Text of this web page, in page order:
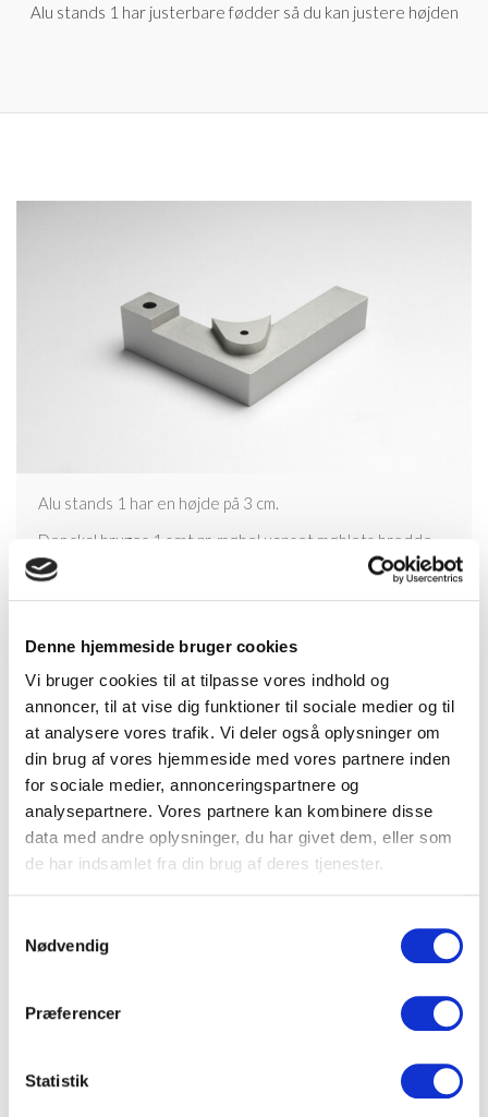
Denne hjemmeside bruger cookies
Vi bruger cookies til at tilpasse vores indhold og
annoncer, til at vise dig funktioner til sociale medier og til
at analysere vores trafik. Vi deler også oplysninger om
din brug af vores hjemmeside med vores partnere inden
for sociale medier, annonceringspartnere og
analysepartnere. Vores partnere kan kombinere disse
data med andre oplysninger, du har givet dem, eller som
de har indsamlet fra din brug af deres tjenester.
Nødvendig
Præferencer
Statistik
Alu stands 1 har justerbare fødder så du kan justere højden
Alu stands 1 har en højde på 3 cm.
Der skal bruges 1 sæt pr. møbel uanset møblets bredde.
Hvis du skal montere alu stands 1 på et bredt møbel,
medfølger der støtteben.
Her vises 5 model 311 i hvid, alle monteret på alu stands
clic alu stands 1 er fremstillet i aluminium og leveres i sort